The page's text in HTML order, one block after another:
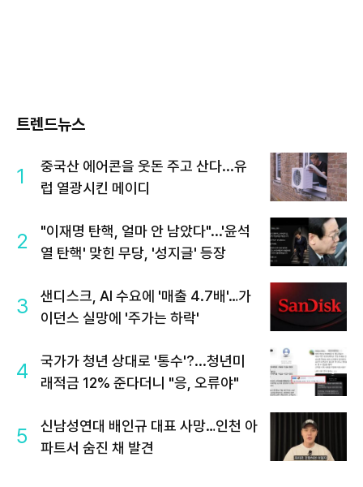
트렌드뉴스
1
중국산 에어콘을 웃돈 주고 산다...유
럽 열광시킨 메이디
2
"이재명 탄핵, 얼마 안 남았다"...'윤석
열 탄핵' 맞힌 무당, '성지글' 등장
3
샌디스크, AI 수요에 '매출 4.7배'…가
이던스 실망에 '주가는 하락'
4
국가가 청년 상대로 '통수'?...청년미
래적금 12% 준다더니 "응, 오류야"
5
신남성연대 배인규 대표 사망…인천 아
파트서 숨진 채 발견